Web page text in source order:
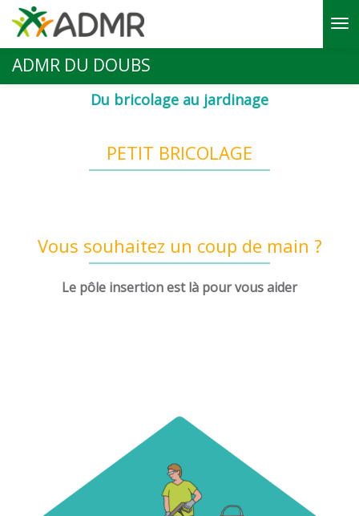
Aller au contenu principal
ADMR DU DOUBS
Du bricolage au jardinage
PETIT BRICOLAGE
Vous souhaitez un coup de main ?
Le pôle insertion est là pour vous aider